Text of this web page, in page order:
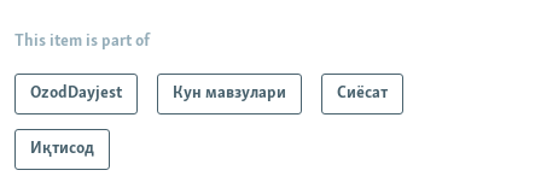
This item is part of
OzodDayjest Кун мавзулари Сиёсат
Иқтисод